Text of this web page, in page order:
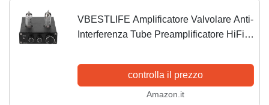
VBESTLIFE Amplificatore Valvolare Anti-
Interferenza Tube Preamplificatore HiFi
Amplifier Preamplifier per Audio(Nero)
controlla il prezzo
Amazon.it